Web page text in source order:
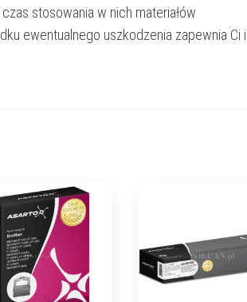
stosowania w nich materiałów
ewentualnego uszkodzenia zapewnia Ci